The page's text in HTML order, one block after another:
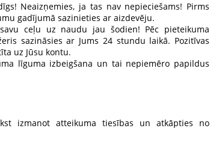
Neaizņemies, ja tas nav nepieciešams! Pirms
gadījumā sazinieties ar aizdevēju.
ceļu uz naudu jau šodien! Pēc pieteikuma
sazināsies ar Jums 24 stundu laikā. Pozitīvas
uz Jūsu kontu.
līguma izbeigšana un tai nepiemēro papildus
izmanot atteikuma tiesības un atkāpties no